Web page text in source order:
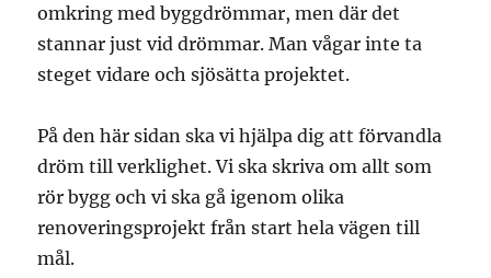
omkring med byggdrömmar, men där det
stannar just vid drömmar. Man vågar inte ta
steget vidare och sjösätta projektet.
På den här sidan ska vi hjälpa dig att förvandla
dröm till verklighet. Vi ska skriva om allt som
rör bygg och vi ska gå igenom olika
renoveringsprojekt från start hela vägen till
mål.